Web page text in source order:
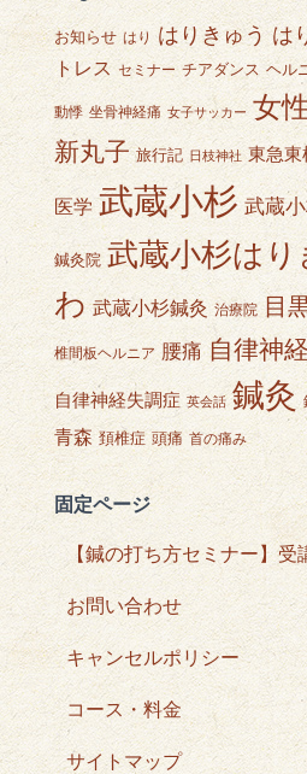
お知らせ はり はりきゅう は
トレス セミナー チアダンス ヘル
動悸 坐骨神経痛 女子サッカー 女
新丸子 旅行記 日枝神社 東急東
医学 武蔵小杉 武蔵
鍼灸院 武蔵小杉は
わ 武蔵小杉鍼灸 治療院 目
椎間板ヘルニア 腰痛 自律神
自律神経失調症 英会話 鍼灸
青森 頚椎症 頭痛 首の痛み
固定ページ
【鍼の打ち方セミナー】受
お問い合わせ
キャンセルポリシー
コース・料金
サイトマップ